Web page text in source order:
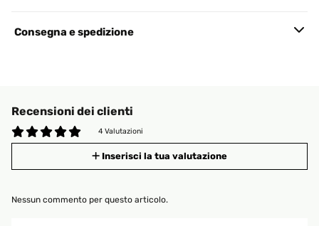
Consegna e spedizione
Recensioni dei clienti
4 Valutazioni
Inserisci la tua valutazione
Nessun commento per questo articolo.